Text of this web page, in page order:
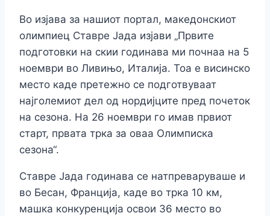
Во изјава за нашиот портал, македонскиот
олимпиец Ставре Јада изјави „Првите
пoдготовки на скии годинава ми почнаа на 5
ноември во Ливињо, Италија. Тоа е висинско
место каде претежно се подготвуваат
најголемиот дел од нордијците пред почеток
на сезона. На 26 ноември го имав првиот
старт, првата трка за оваа Олимписка
сезона“.
Ставре Јада годинава се натпреваруваше и
во Бесан, Франција, каде во трка 10 км,
машка конкуренција освои 36 место во